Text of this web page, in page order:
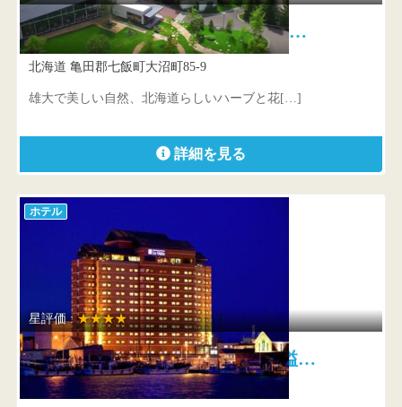
函館大沼 鶴雅リゾート エプイ …
北海道 亀田郡七飯町大沼町85-9
雄大で美しい自然、北海道らしいハーブと花[…]
詳細を見る
ホテル
星評価 :★★★★
ラビスタ函館ベイ 異国情緒溢…
北海道 函館市豊川町12-6